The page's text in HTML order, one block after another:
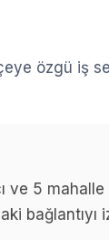
özgü iş
ve 5
bağlantıyı